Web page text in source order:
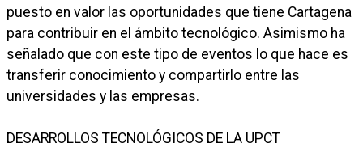
puesto en valor las oportunidades que tiene Cartagena
para contribuir en el ámbito tecnológico. Asimismo ha
señalado que con este tipo de eventos lo que hace es
transferir conocimiento y compartirlo entre las
universidades y las empresas.
DESARROLLOS TECNOLÓGICOS DE LA UPCT